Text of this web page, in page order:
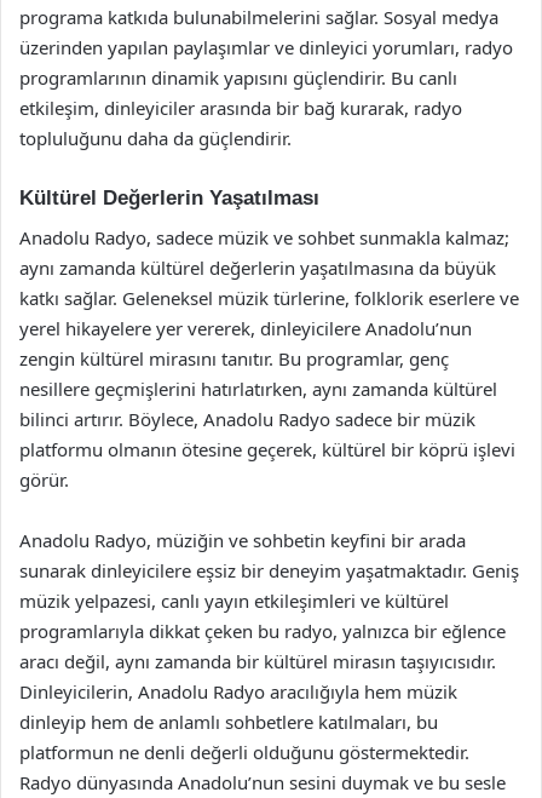
programa katkıda bulunabilmelerini sağlar. Sosyal medya
üzerinden yapılan paylaşımlar ve dinleyici yorumları, radyo
programlarının dinamik yapısını güçlendirir. Bu canlı
etkileşim, dinleyiciler arasında bir bağ kurarak, radyo
topluluğunu daha da güçlendirir.
Kültürel Değerlerin Yaşatılması
Anadolu Radyo, sadece müzik ve sohbet sunmakla kalmaz;
aynı zamanda kültürel değerlerin yaşatılmasına da büyük
katkı sağlar. Geleneksel müzik türlerine, folklorik eserlere ve
yerel hikayelere yer vererek, dinleyicilere Anadolu’nun
zengin kültürel mirasını tanıtır. Bu programlar, genç
nesillere geçmişlerini hatırlatırken, aynı zamanda kültürel
bilinci artırır. Böylece, Anadolu Radyo sadece bir müzik
platformu olmanın ötesine geçerek, kültürel bir köprü işlevi
görür.
Anadolu Radyo, müziğin ve sohbetin keyfini bir arada
sunarak dinleyicilere eşsiz bir deneyim yaşatmaktadır. Geniş
müzik yelpazesi, canlı yayın etkileşimleri ve kültürel
programlarıyla dikkat çeken bu radyo, yalnızca bir eğlence
aracı değil, aynı zamanda bir kültürel mirasın taşıyıcısıdır.
Dinleyicilerin, Anadolu Radyo aracılığıyla hem müzik
dinleyip hem de anlamlı sohbetlere katılmaları, bu
platformun ne denli değerli olduğunu göstermektedir.
Radyo dünyasında Anadolu’nun sesini duymak ve bu sesle